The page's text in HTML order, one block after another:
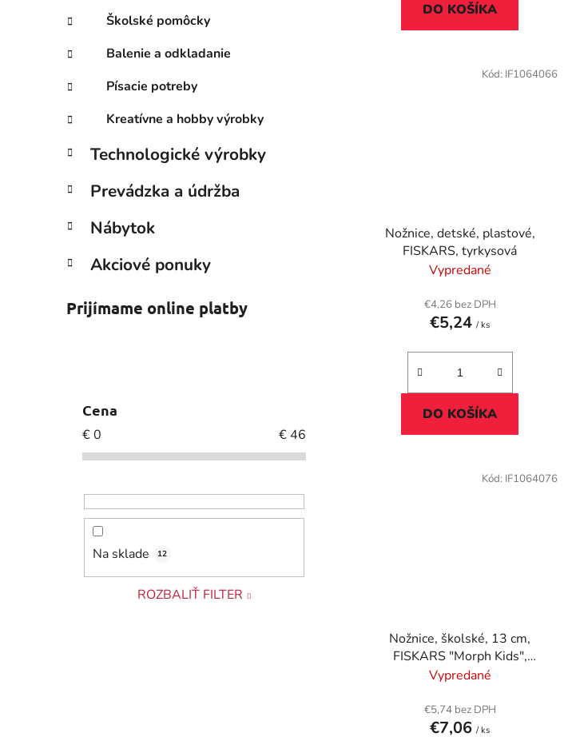
Školské pomôcky
Balenie a odkladanie
Písacie potreby
Kreatívne a hobby výrobky
Technologické výrobky
Prevádzka a údržba
Nábytok
Akciové ponuky
Prijímame online platby
Cena
€0 € 46
Na sklade 12
ROZBALIŤ FILTER
DO KOŠÍKA
Nožnice, detské, plastové,
FISKARS, tyrkysová
Vypredané
€4,26 bez DPH
€5,24/ ks
DO KOŠÍKA
Kód: IF1064066
Nožnice, školské, 13 cm,
FISKARS "Morph Kids",
šteniatko
Vypredané
€5,74 bez DPH
€7,06/ ks
Kód: IF1064076